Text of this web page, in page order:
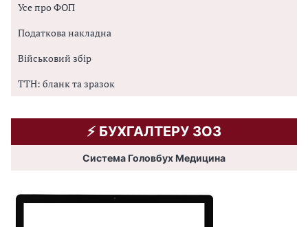
Усе про ФОП
Податкова накладна
Військовий збір
ТТН: бланк та зразок
⚡️ БУХГАЛТЕРУ ЗОЗ
Система Головбух Медицина